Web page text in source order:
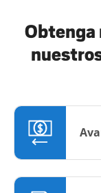
Obtenga